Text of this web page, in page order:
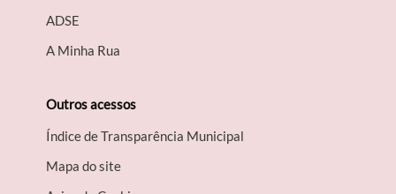
A​DSE
A Minha Rua
Outros acessos
Índice de Transparência Municipal
Mapa do site